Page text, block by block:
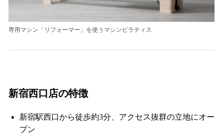
専用マシン「リフォーマー」を使うマシンピラティス
新宿西口店の特徴
新宿駅西口から徒歩約3分、アクセス抜群の立地にオー
プン